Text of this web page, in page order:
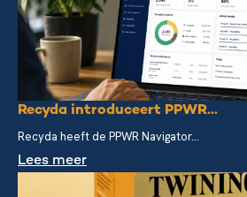
Recyda introduceert PPWR...
Recyda heeft de PPWR Navigator...
Lees meer